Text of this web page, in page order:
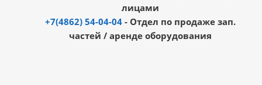
лицами
+7(4862) 54-04-04 - Отдел по продаже зап.
частей / аренде оборудования